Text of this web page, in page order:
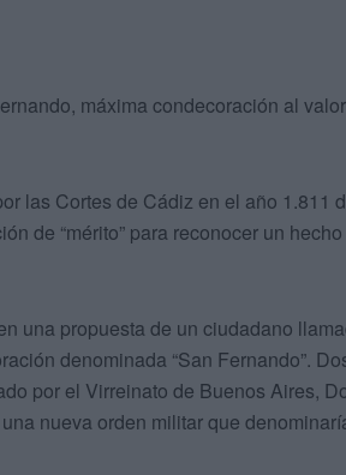
máxima condecoración al
las Cortes de Cádiz en el año 1.811
de “mérito” para reconocer un
una propuesta de un ciudadano
denominada “San Fernando”.
por el Virreinato de Buenos Aires,
nueva orden militar que